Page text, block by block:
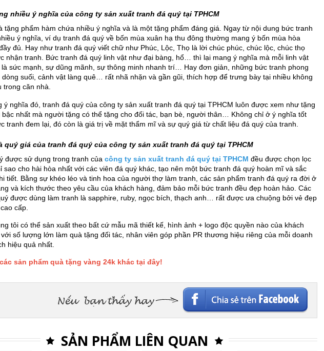
nhiều ý nghĩa của công ty sản xuất tranh đá quý tại TPHCM
tặng phẩm hàm chứa nhiều ý nghĩa và là một tặng phẩm đáng giá. Ngay từ nội dung bức tranh
ý nghĩa, ví dụ tranh đá quý về bốn mùa xuân hạ thu đông thường mang ý bốn mùa hòa
đủ. Hay như tranh đá quý viết chữ như Phúc, Lộc, Thọ là lời chúc phúc, chúc lộc, chúc thọ
nhận tranh. Bức tranh đá quý linh vật như đại bàng, hổ… thì lại mang ý nghĩa mà mỗi linh vật
sức mạnh, sự dũng mãnh, sự thông minh nhanh trí… Hay đơn giản, những bức tranh phong
dòng suối, cảnh vật làng quê… rất nhã nhặn và gần gũi, thích hợp để trưng bày tại nhiều không
trong căn nhà.
ý nghĩa đó, tranh đá quý của công ty sản xuất tranh đá quý tại TPHCM luôn được xem như tặng
bậc nhất mà người tặng có thể tặng cho đối tác, bạn bè, người thân… Không chỉ ở ý nghĩa tốt
tranh đem lại, đó còn là giá trị về mặt thẩm mĩ và sự quý giá từ chất liệu đá quý của tranh.
quý giá của tranh đá quý của công ty sản xuất tranh đá quý tại TPHCM
được sử dụng trong tranh của công ty sản xuất tranh đá quý tại TPHCM đều được chọn lọc
sao cho hài hòa nhất với các viên đá quý khác, tạo nên một bức tranh đá quý hoàn mĩ và sắc
tiết. Bằng sự khéo léo và tinh hoa của người thợ làm tranh, các sản phẩm tranh đá quý ra đời ở
và kích thước theo yêu cầu của khách hàng, đảm bảo mỗi bức tranh đều đẹp hoàn hảo. Các
được dùng làm tranh là sapphire, ruby, ngọc bích, thạch anh… rất được ưa chuộng bởi vẻ đẹp
cấp.
tôi có thể sản xuất theo bất cứ mẫu mã thiết kế, hình ảnh + logo độc quyền nào của khách
số lượng lớn làm quà tặng đối tác, nhân viên góp phần PR thương hiệu riêng của mỗi doanh
hiệu quả nhất.
sản phẩm quà tặng vàng 24k khác tại đây!
Facebook
SẢN PHẨM LIÊN QUAN